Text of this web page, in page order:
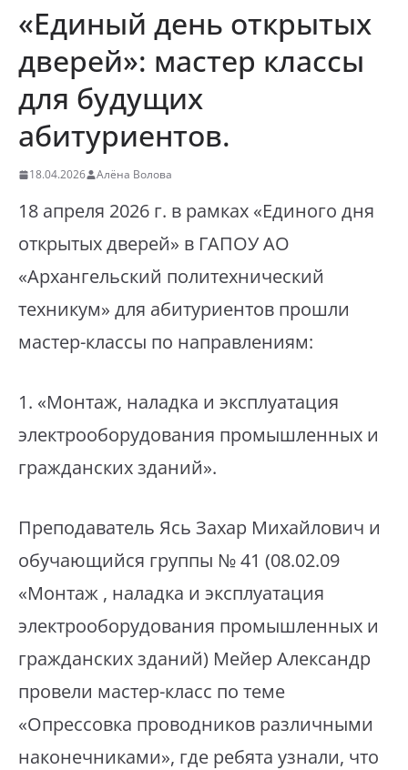
«Единый день открытых
дверей»: мастер классы
для будущих
абитуриентов.
18.04.2026 Алёна Волова
18 апреля 2026 г. в рамках «Единого дня
открытых дверей» в ГАПОУ АО
«Архангельский политехнический
техникум» для абитуриентов прошли
мастер-классы по направлениям:
⁣1. «Монтаж, наладка и эксплуатация
электрооборудования промышленных и
гражданских зданий».
⁣Преподаватель Ясь Захар Михайлович и
обучающийся группы № 41 (08.02.09
«Монтаж , наладка и эксплуатация
электрооборудования промышленных и
гражданских зданий) Мейер Александр
провели мастер-класс по теме
«Опрессовка проводников различными
наконечниками», где ребята узнали, что